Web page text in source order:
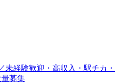
未経験歓迎・高収入・駅チカ・
募集